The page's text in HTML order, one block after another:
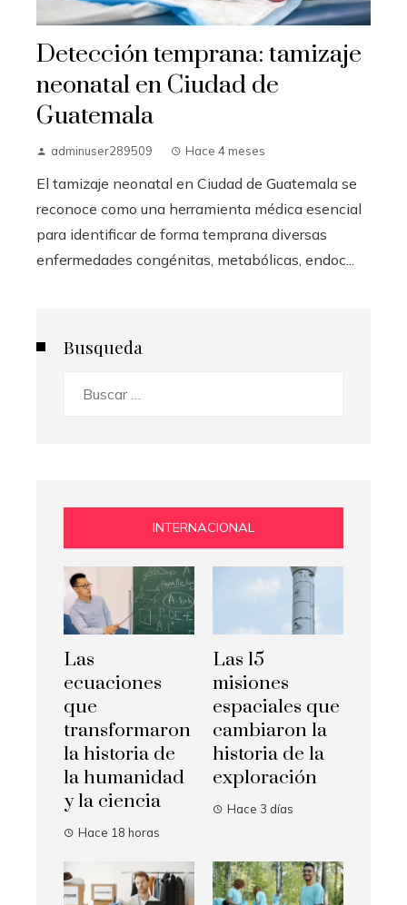
Detección temprana: tamizaje
neonatal en Ciudad de
Guatemala
adminuser289509 Hace 4 meses
El tamizaje neonatal en Ciudad de Guatemala se
reconoce como una herramienta médica esencial
para identificar de forma temprana diversas
enfermedades congénitas, metabólicas, endoc...
Busqueda
INTERNACIONAL
Las
ecuaciones
que
transformaron
la historia de
la humanidad
y la ciencia
Hace 18 horas
Las 15
misiones
espaciales que
cambiaron la
historia de la
exploración
Hace 3 días